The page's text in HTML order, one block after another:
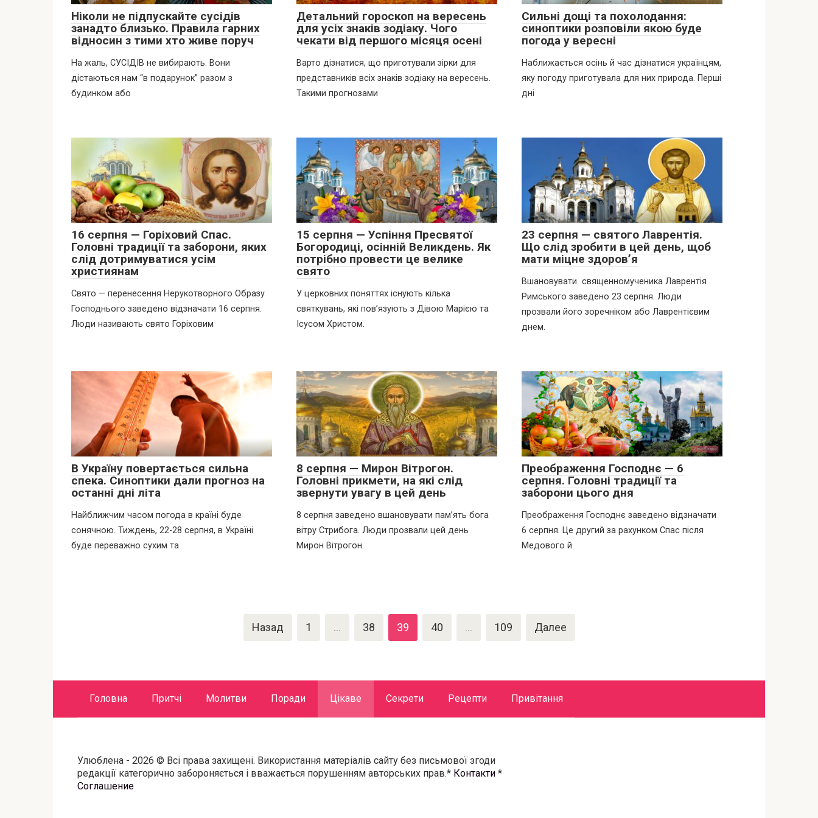
Ніколи не підпускайте сусідів
занадто близько. Правила гарних
відносин з тими хто живе поруч
На жаль, СУСІДІВ не вибирають. Вони
дістаються нам “в подарунок” разом з
будинком або
Детальний гороскоп на вересень
для усіх знаків зодіаку. Чого
чекати від першого місяця осені
Варто дізнатися, що приготували зірки для
представників всіх знаків зодіаку на вересень.
Такими прогнозами
Сильні дощі та похолодання:
синоптики розповіли якою буде
погода у вересні
Наближається осінь й час дізнатися українцям,
яку погоду приготувала для них природа. Перші
дні
16 серпня — Горіховий Спас.
Головні традиції та заборони, яких
слід дотримуватися усім
християнам
Свято — перенесення Нерукотворного Образу
Господнього заведено відзначати 16 серпня.
Люди називають свято Горіховим
15 серпня — Успіння Пресвятої
Богородиці, осінній Великдень. Як
потрібно провести це велике
свято
У церковних поняттях існують кілька
святкувань, які пов’язують з Дівою Марією та
Ісусом Христом.
23 серпня — святого Лаврентія.
Що слід зробити в цей день, щоб
мати міцне здоров’я
Вшановувати священномученика Лаврентія
Римського заведено 23 серпня. Люди
прозвали його зоречніком або Лаврентієвим
днем.
В Україну повертається сильна
спека. Синоптики дали прогноз на
останні дні літа
Найближчим часом погода в країні буде
сонячною. Тиждень, 22-28 серпня, в Україні
буде переважно сухим та
8 серпня — Мирон Вітрогон.
Головні прикмети, на які слід
звернути увагу в цей день
8 серпня заведено вшановувати пам’ять бога
вітру Стрибога. Люди прозвали цей день
Мирон Вітрогон.
Преображення Господнє — 6
серпня. Головні традиції та
заборони цього дня
Преображення Господнє заведено відзначати
6 серпня. Це другий за рахунком Спас після
Медового й
Назад 1 … 38 39 40 … 109 Далее
Головна Притчі Молитви Поради Цікаве Секрети Рецепти Привітання
Улюблена - 2026 © Всі права захищені. Використання матеріалів сайту без письмової згоди
редакції категорично забороняється і вважається порушенням авторських прав.* Контакти *
Соглашение